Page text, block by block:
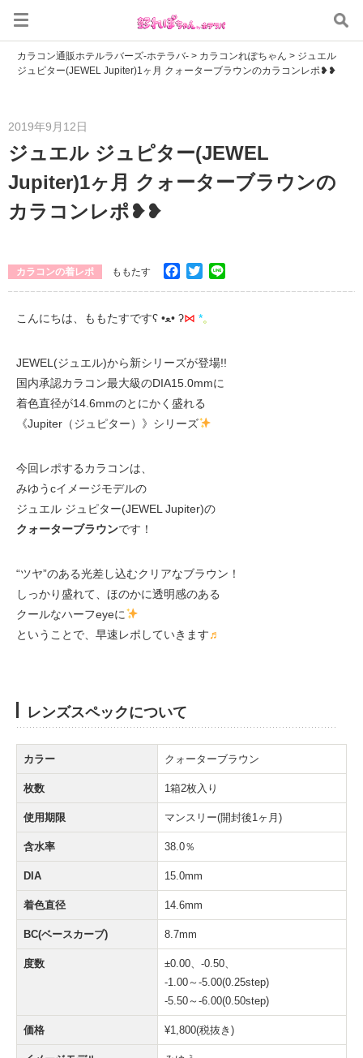
カラコン通販ホテルラバーズ-ホテラバ- > カラコンれぽちゃん > ジュエル
ジュピター(JEWEL Jupiter)1ヶ月 クォーターブラウンのカラコンレポ❥❥
2019年9月12日
ジュエル ジュピター(JEWEL
Jupiter)1ヶ月 クォーターブラウンの
カラコンレポ❥❥
カラコンの着レポ ももたす Facebook
Twitter
こんにちは、ももたすですʕ •ﻌ• ʔ⋈ *。
JEWEL(ジュエル)から新シリーズが登場!!
国内承認カラコン最大級のDIA15.0mmに
着色直径が14.6mmのとにかく盛れる
《Jupiter（ジュピター）》シリーズ
今回レポするカラコンは、
みゆうcイメージモデルの
ジュエル ジュピター(JEWEL Jupiter)の
クォーターブラウンです！
“ツヤ”のある光差し込むクリアなブラウン！
しっかり盛れて、ほのかに透明感のある
クールなハーフeyeに
ということで、早速レポしていきます♬
レンズスペックについて
カラー クォーターブラウン
枚数 1箱2枚入り
使用期限 マンスリー(開封後1ヶ月)
含水率 38.0％
DIA 15.0mm
着色直径 14.6mm
BC(ベースカーブ) 8.7mm
度数
±0.00、-0.50、
-1.00～-5.00(0.25step)
-5.50～-6.00(0.50step)
価格 ¥1,800(税抜き)